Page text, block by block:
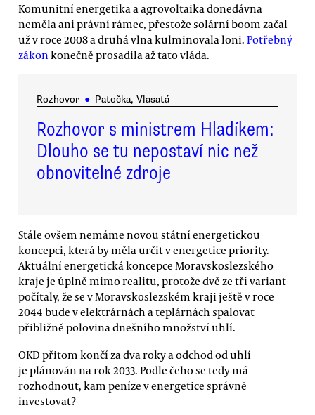
Komunitní energetika a agrovoltaika donedávna
neměla ani právní rámec, přestože solární boom začal
už v roce 2008 a druhá vlna kulminovala loni. Potřebný
zákon konečně prosadila až tato vláda.
Rozhovor ● Patočka, Vlasatá
Rozhovor s ministrem Hladíkem:
Dlouho se tu nepostaví nic než
obnovitelné zdroje
Stále ovšem nemáme novou státní energetickou
koncepci, která by měla určit v energetice priority.
Aktuální energetická koncepce Moravskoslezského
kraje je úplně mimo realitu, protože dvě ze tří variant
počítaly, že se v Moravskoslezském kraji ještě v roce
2044 bude v elektrárnách a teplárnách spalovat
přibližně polovina dnešního množství uhlí.
OKD přitom končí za dva roky a odchod od uhlí
je plánován na rok 2033. Podle čeho se tedy má
rozhodnout, kam peníze v energetice správně
investovat?